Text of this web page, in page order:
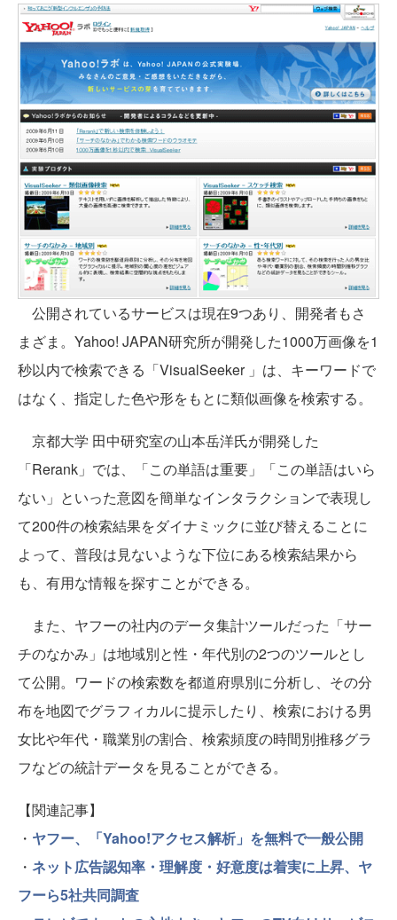
公開されているサービスは現在9つあり、開発者もさ
まざま。Yahoo! JAPAN研究所が開発した1000万画像を1
秒以内で検索できる「VisualSeeker 」は、キーワードで
はなく、指定した色や形をもとに類似画像を検索する。
京都大学 田中研究室の山本岳洋氏が開発した
「Rerank」では、「この単語は重要」「この単語はいら
ない」といった意図を簡単なインタラクションで表現し
て200件の検索結果をダイナミックに並び替えることに
よって、普段は見ないような下位にある検索結果から
も、有用な情報を探すことができる。
また、ヤフーの社内のデータ集計ツールだった「サー
チのなかみ」は地域別と性・年代別の2つのツールとし
て公開。ワードの検索数を都道府県別に分析し、その分
布を地図でグラフィカルに提示したり、検索における男
女比や年代・職業別の割合、検索頻度の時間別推移グラ
フなどの統計データを見ることができる。
【関連記事】
・ ヤフー、「Yahoo!アクセス解析」を無料で一般公開
・ ネット広告認知率・理解度・好意度は着実に上昇、ヤ
フーら5社共同調査